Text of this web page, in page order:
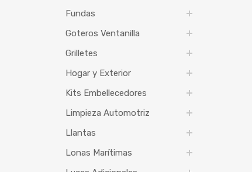
Fundas
Goteros Ventanilla
Grilletes
Hogar y Exterior
Kits Embellecedores
Limpieza Automotriz
Llantas
Lonas Marítimas